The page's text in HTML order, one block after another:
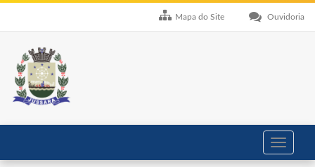
Ouvidoria
Mapa do Site
Toggle